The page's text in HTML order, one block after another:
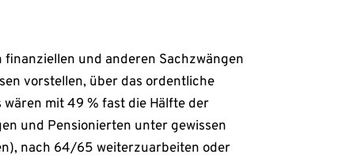
und anderen Sachzwängen
vorstellen, über das ordentliche
mit 49 % fast die Hälfte der
und Pensionierten unter gewissen
nach 64/65 weiterzuarbeiten oder